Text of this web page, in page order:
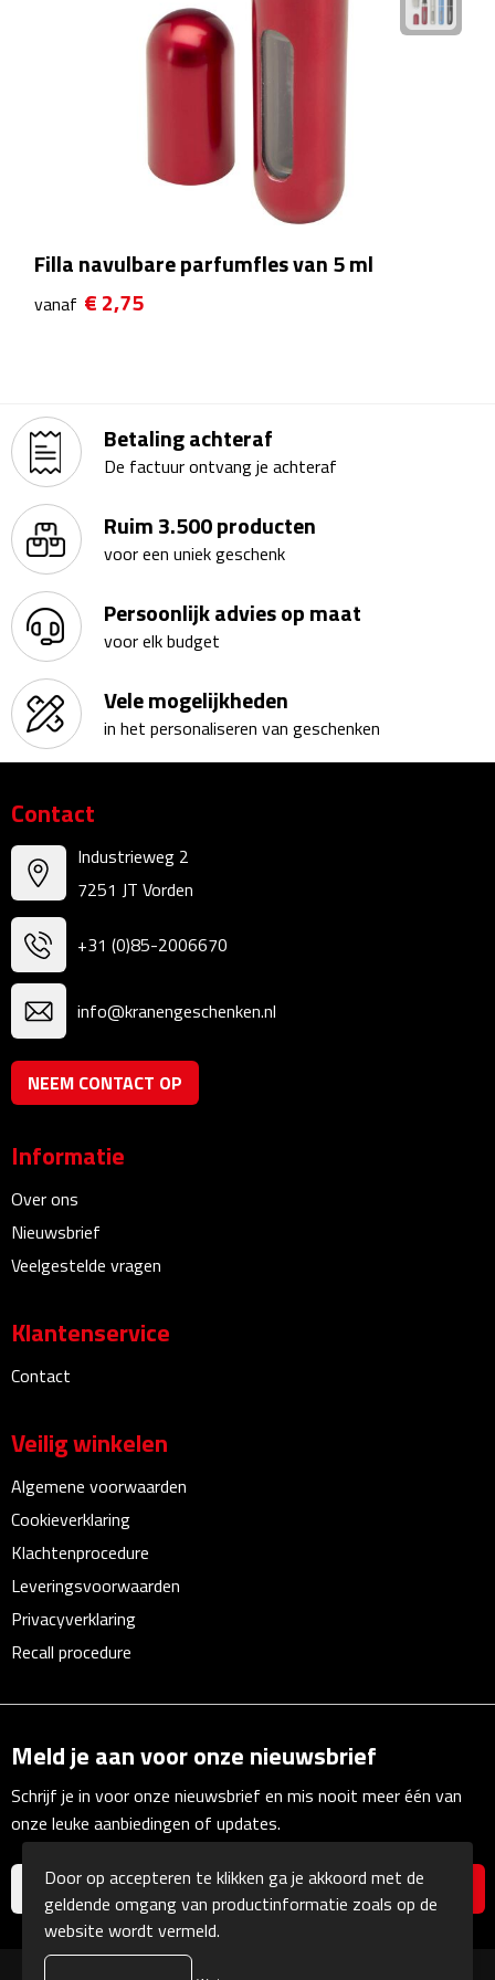
Bagageweegschalen
Reiskussens
Reisstekkers
Reissetjes
Paspoorthouders
Auto Accessoires
Auto luchtverfrissers
Auto onderhoud
Auto organizers
Auto telefoonhouders
IJskrabbers
Parkeerschijven
Rijbewijs- & kentekenhoezen
USB autoladers
Veiligheidshamers
Veiligheidssets
Zonneschermen
Fietsbellen
Fiets telefoonhouders
Fietspompen
Fietssloten
Fietsverlichting
Zadelhoezen
Drinkwaren
Bekers
Bidons
Filla navulbare parfumfles van 5 ml
vanaf € 2,75
Betaling achteraf
De factuur ontvang je achteraf
Ruim 3.500 producten
voor een uniek geschenk
Persoonlijk advies op maat
voor elk budget
Vele mogelijkheden
in het personaliseren van geschenken
Contact
Industrieweg 2
7251 JT Vorden
+31 (0)85-2006670
info@kranengeschenken.nl
NEEM CONTACT OP
Informatie
Over ons
Nieuwsbrief
Veelgestelde vragen
Klantenservice
Contact
Veilig winkelen
Algemene voorwaarden
Cookieverklaring
Klachtenprocedure
Leveringsvoorwaarden
Privacyverklaring
Recall procedure
Meld je aan voor onze nieuwsbrief
Schrijf je in voor onze nieuwsbrief en mis nooit meer één van
onze leuke aanbiedingen of updates.
Door op accepteren te klikken ga je akkoord met de
geldende omgang van productinformatie zoals op de
website wordt vermeld.